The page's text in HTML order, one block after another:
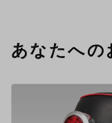
あなたへの